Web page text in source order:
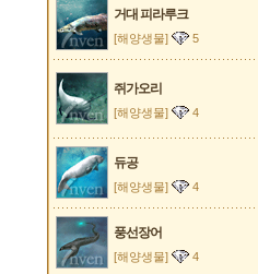
거대 피라루크
[해양생물] 5
쥐가오리
[해양생물] 4
듀공
[해양생물] 4
풍선장어
[해양생물] 4